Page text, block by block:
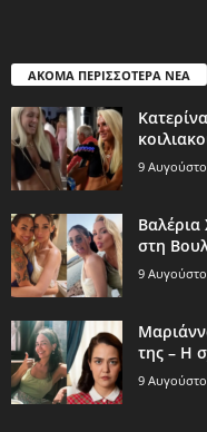
ΑΚΟΜΑ ΠΕΡΙΣΣΟΤΕΡΑ ΝΕΑ
9
στη
9
της – Η
9